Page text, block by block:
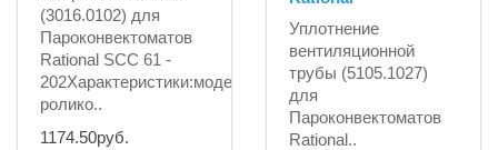
(3016.0102) для
Пароконвектоматов
Rational SCC 61 -
202Характеристики:модельс
ролико..
1174.50руб.
Уплотнение
вентиляционной
трубы (5105.1027)
для
Пароконвектоматов
Rational..